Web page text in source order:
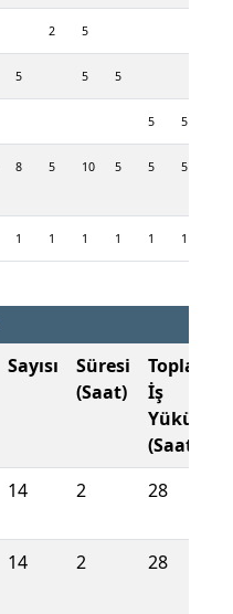
2 5
5 5 5
5 5
8 5 10 5 5 5
1 1 1 1 1 1
Sayısı
Süresi
(Saat)
Toplam
İş
Yükü
(Saat)
14 2 28
14 2 28